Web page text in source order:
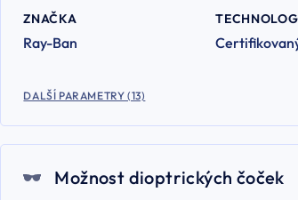
ZNAČKA
Ray-Ban
DALŠÍ PARAMETRY (13)
Možnost dioptrických čoček